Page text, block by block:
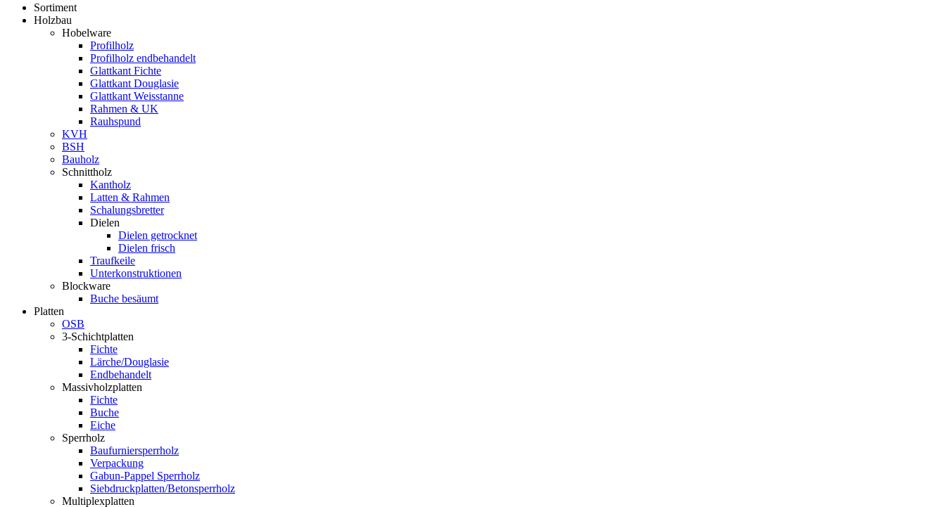
Sortiment
Holzbau
Hobelware
Profilholz
Profilholz endbehandelt
Glattkant Fichte
Glattkant Douglasie
Glattkant Weisstanne
Rahmen & UK
Rauhspund
KVH
BSH
Bauholz
Schnittholz
Kantholz
Latten & Rahmen
Schalungsbretter
Dielen
Dielen getrocknet
Dielen frisch
Traufkeile
Unterkonstruktionen
Blockware
Buche besäumt
Platten
OSB
3-Schichtplatten
Fichte
Lärche/Douglasie
Endbehandelt
Massivholzplatten
Fichte
Buche
Eiche
Sperrholz
Baufurniersperrholz
Verpackung
Gabun-Pappel Sperrholz
Siebdruckplatten/Betonsperrholz
Multiplexplatten